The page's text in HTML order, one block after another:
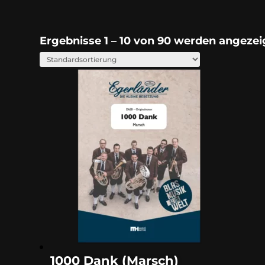
Ergebnisse 1 – 10 von 90 werden
1000 Dank (Marsch)